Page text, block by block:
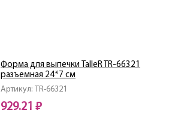
Артикул: TR-66321
Форма для выпечки TalleR TR-66321
разъемная 24*7 см
929.21 ₽